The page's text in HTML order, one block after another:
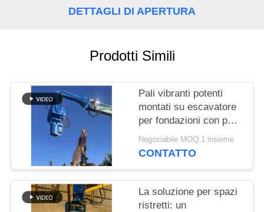
UNA
CITAZIONE
SITEMAP
PRIVACY
POLICY
DETTAGLI DI APERTURA
Prodotti Simili
Pali vibranti potenti
montati su escavatore
per fondazioni con pali
in acciaio e palancole
Negoziabile MOQ:1 insieme
CONTATTO
La soluzione per spazi
ristretti: un